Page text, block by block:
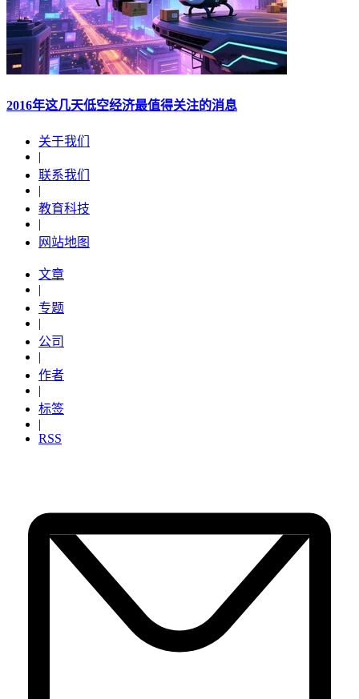
2016年这几天低空经济最值得关注的消息
关于我们
|
联系我们
|
教育科技
|
网站地图
文章
|
专题
|
公司
|
作者
|
标签
|
RSS